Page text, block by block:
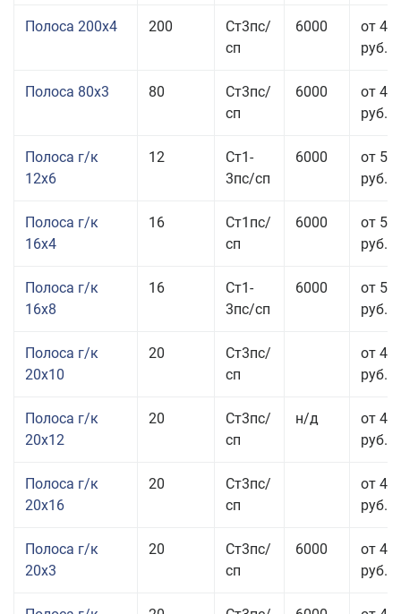
Полоса 200x4 200
Ст3пс/
сп
6000
от 48
руб.
Полоса 80x3 80
Ст3пс/
сп
6000
от 47
руб.
Полоса г/к
12x6
12
Ст1-
3пс/сп
6000
от 52
руб.
Полоса г/к
16x4
16
Ст1пс/
сп
6000
от 53
руб.
Полоса г/к
16x8
16
Ст1-
3пс/сп
6000
от 57
руб.
Полоса г/к
20x10
20
Ст3пс/
сп
от 43
руб.
Полоса г/к
20x12
20
Ст3пс/
сп
н/д
от 44
руб.
Полоса г/к
20x16
20
Ст3пс/
сп
от 48
руб.
Полоса г/к
20x3
20
Ст3пс/
сп
6000
от 47
руб.